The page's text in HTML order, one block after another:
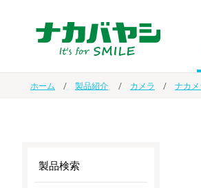
オーダー手帳・ノベルティ制作
IR情報
ホーム 製品紹介 カメラ ナカ
製品検索